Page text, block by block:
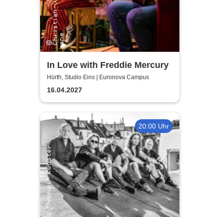
In Love with Freddie Mercury
Hürth, Studio Eins | Euronova Campus
16.04.2027
20:00 Uhr